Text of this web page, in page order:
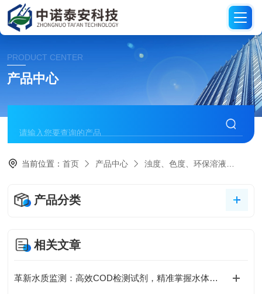
PRODUCT CENTER
产品中心
当前位置：首页 产品中心 浊度、色度、环保溶液
产品分类
相关文章
革新水质监测：高效COD检测试剂，精准掌握水体污染状况